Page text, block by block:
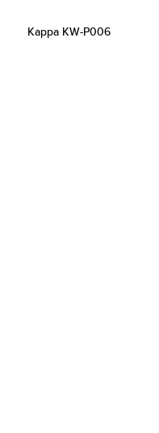
Kappa KW-P006